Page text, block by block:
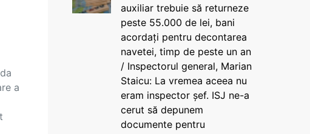
a
auxiliar trebuie să returneze
peste 55.000 de lei, bani
acordați pentru decontarea
navetei, timp de peste un an
/ Inspectorul general, Marian
Staicu: La vremea aceea nu
eram inspector șef. ISJ ne-a
cerut să depunem
documente pentru